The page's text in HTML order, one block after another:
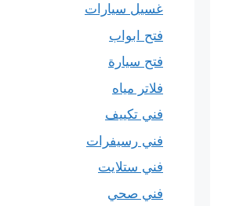
غسيل سيارات
فتح ابواب
فتح سيارة
فلاتر مياه
فني تكييف
فني رسيفرات
فني ستلايت
فني صحي